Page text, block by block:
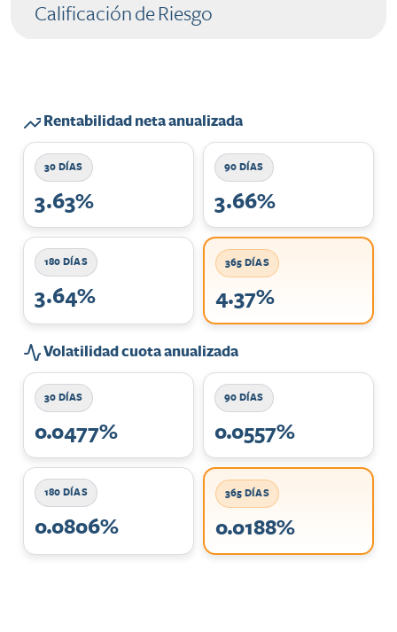
​​ ​Calificación de Riesgo
Rentabilidad neta anualizada
30 DÍAS
3.63%
90 DÍAS
3.66%
180 DÍAS
3.64%
365 DÍAS
4.37%
Volatilidad cuota anualizada
30 DÍAS
0.0477%
90 DÍAS
0.0557%
180 DÍAS
0.0806%
365 DÍAS
0.0188%